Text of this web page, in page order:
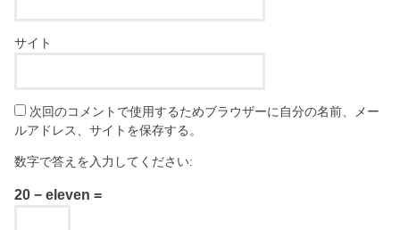
サイト
次回のコメントで使用するためブラウザーに自分の名前、メー
ルアドレス、サイトを保存する。
数字で答えを入力してください:
20 − eleven =